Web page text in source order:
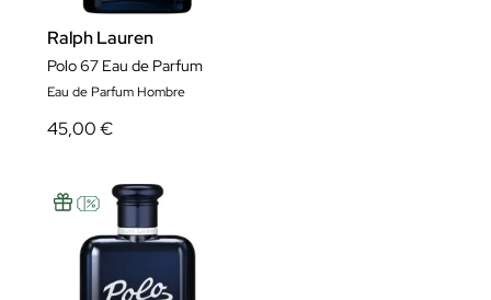
Ralph Lauren
Polo 67 Eau de Parfum
Eau de Parfum Hombre
45,00 €